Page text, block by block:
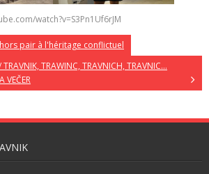
watch?v=S3Pn1Uf6rJM
pair à l'héritage conflictuel
TRAWINC, TRAVNICH, TRAVNIC…
VEČER